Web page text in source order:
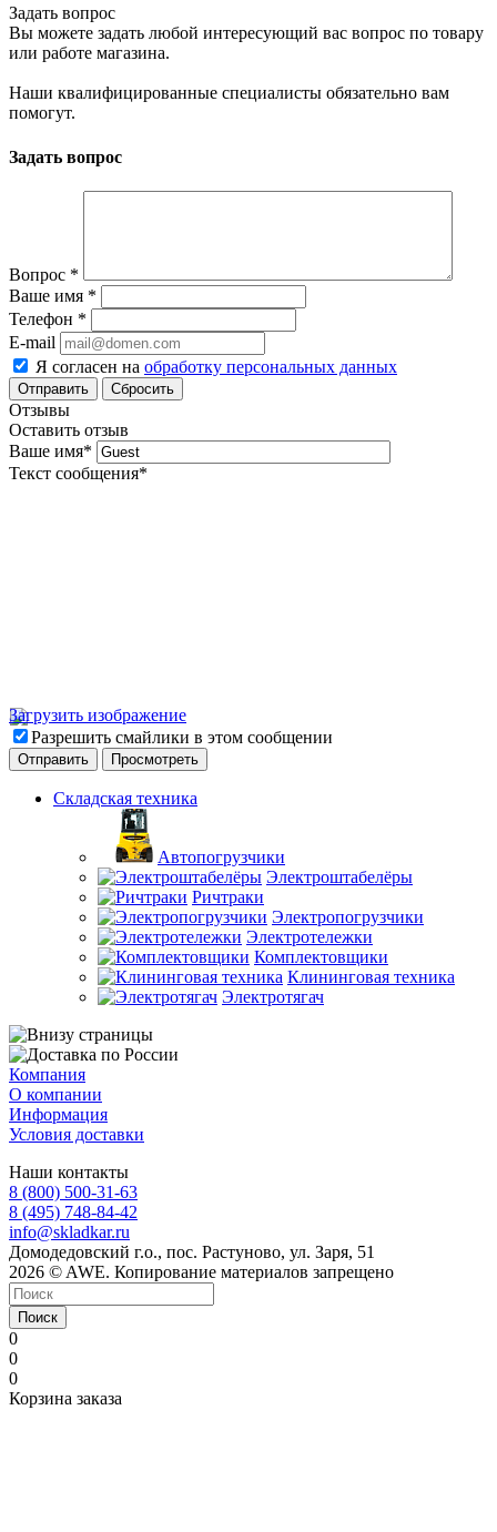
Задать вопрос
Вы можете задать любой интересующий вас вопрос по товару
или работе магазина.
Наши квалифицированные специалисты обязательно вам
помогут.
Задать вопрос
Вопрос *
Ваше имя *
Телефон *
E-mail
Я согласен на обработку персональных данных
Сбросить
Отзывы
Оставить отзыв
Ваше имя*
Текст сообщения*
Загрузить изображение
Разрешить смайлики в этом сообщении
Складская техника
Автопогрузчики
Электроштабелёры
Ричтраки
Электропогрузчики
Электротележки
Комплектовщики
Клининговая техника
Электротягач
Компания
О компании
Информация
Условия доставки
Наши контакты
8 (800) 500-31-63
8 (495) 748-84-42
info@skladkar.ru
Домодедовский г.о., пос. Растуново, ул. Заря, 51
2026 © AWE. Копирование материалов запрещено
Поиск
0
0
0
Корзина заказа